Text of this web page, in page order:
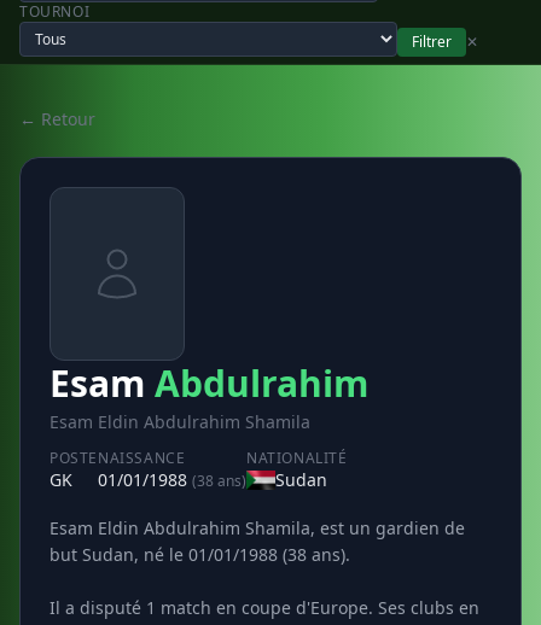
TOURNOI
Filtrer
✕
← Retour
Esam Abdulrahim
Esam Eldin Abdulrahim Shamila
POSTE
GK
NAISSANCE
01/01/1988 (38 ans)
NATIONALITÉ
Sudan
Esam Eldin Abdulrahim Shamila, est un gardien de
but Sudan, né le 01/01/1988 (38 ans).
Il a disputé 1 match en coupe d'Europe. Ses clubs en